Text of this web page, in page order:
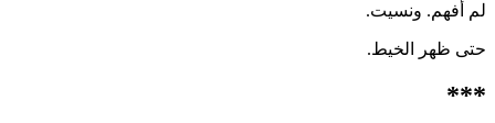
لم أفهم. ونسيت.
حتى ظهر الخيط.
***